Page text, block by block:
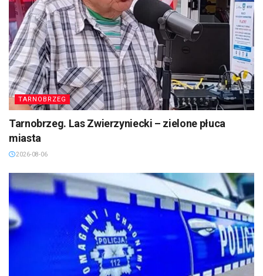
TARNOBRZEG
Tarnobrzeg. Las Zwierzyniecki – zielone płuca
miasta
2026-08-06